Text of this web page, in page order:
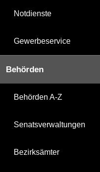
Notdienste
Gewerbeservice
Behörden
Behörden A-Z
Senatsverwaltungen
Bezirksämter